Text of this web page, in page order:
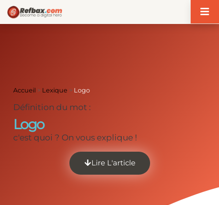
Accueil > Lexique > Logo
Définition du mot :
Logo
c'est quoi ? On vous explique !
Lire L'article
Panneau de gestion des cookies